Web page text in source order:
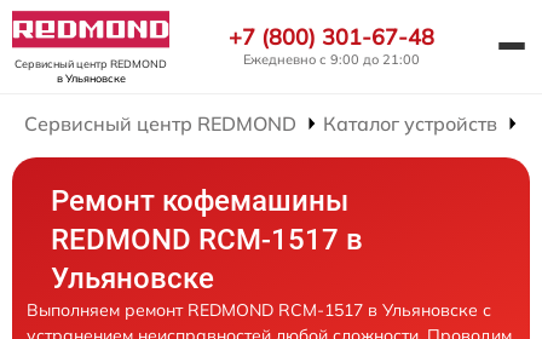
Сервисный центр REDMOND
в Ульяновске
+7 (800) 301-67-48
Ежедневно с 9:00 до 21:00
Сервисный центр REDMOND Каталог устройств
Ремонт кофемашины
REDMOND RCM-1517 в
Ульяновске
Выполняем ремонт REDMOND RCM-1517 в Ульяновске с